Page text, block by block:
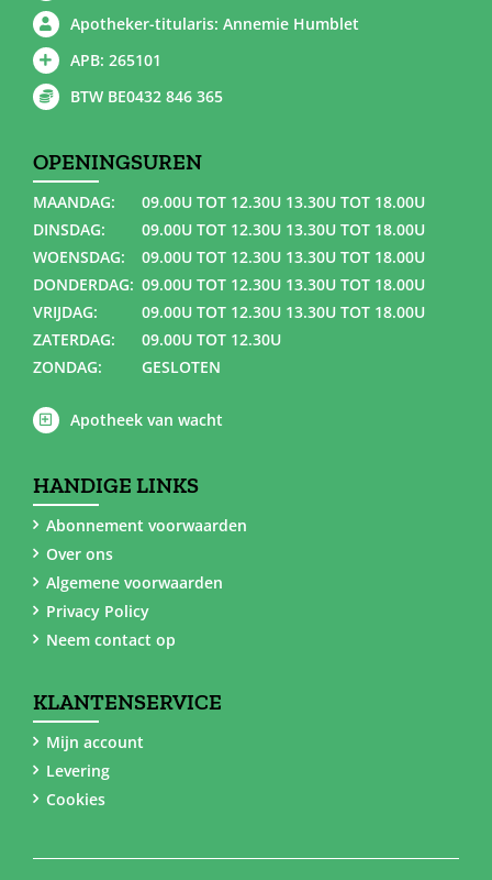
Apotheker-titularis: Annemie Humblet
APB: 265101
BTW BE0432 846 365
OPENINGSUREN
MAANDAG:
09.00U TOT 12.30U 13.30U TOT 18.00U
DINSDAG:
09.00U TOT 12.30U 13.30U TOT 18.00U
WOENSDAG:
09.00U TOT 12.30U 13.30U TOT 18.00U
DONDERDAG: 09.00U TOT 12.30U 13.30U TOT 18.00U
VRIJDAG:
09.00U TOT 12.30U 13.30U TOT 18.00U
ZATERDAG:
09.00U TOT 12.30U
ZONDAG:
GESLOTEN
Apotheek van wacht
HANDIGE LINKS
Abonnement voorwaarden
Over ons
Algemene voorwaarden
Privacy Policy
Neem contact op
KLANTENSERVICE
Mijn account
Levering
Cookies